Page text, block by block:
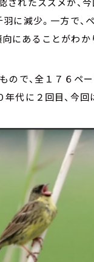
に減少。一方で
にあることがわか
ので、全１７６ペ
代に２回目、今